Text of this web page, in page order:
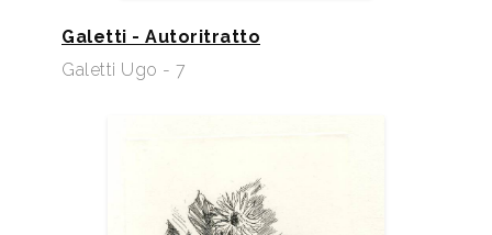
Galetti - Autoritratto
Galetti Ugo - 7